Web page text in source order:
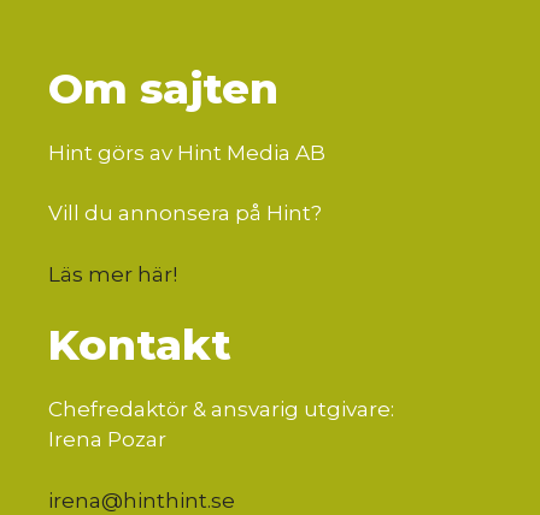
Om sajten
Hint görs av Hint Media AB
Vill du annonsera på Hint?
Läs mer här!
Kontakt
Chefredaktör & ansvarig utgivare:
Irena Pozar
irena@hinthint.se